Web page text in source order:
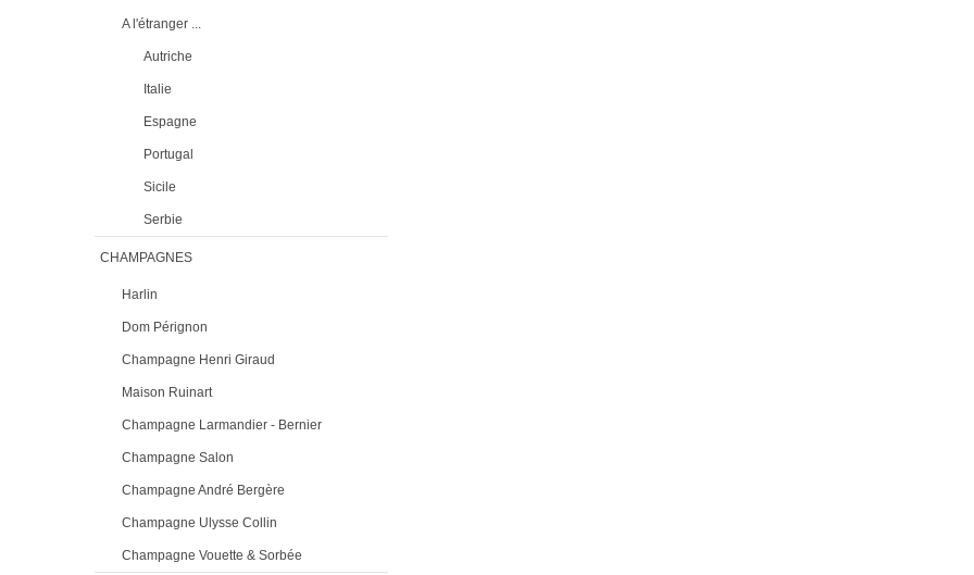
A l'étranger ...
Autriche
Italie
Espagne
Portugal
Sicile
Serbie
CHAMPAGNES
Harlin
Dom Pérignon
Champagne Henri Giraud
Maison Ruinart
Champagne Larmandier - Bernier
Champagne Salon
Champagne André Bergère
Champagne Ulysse Collin
Champagne Vouette & Sorbée